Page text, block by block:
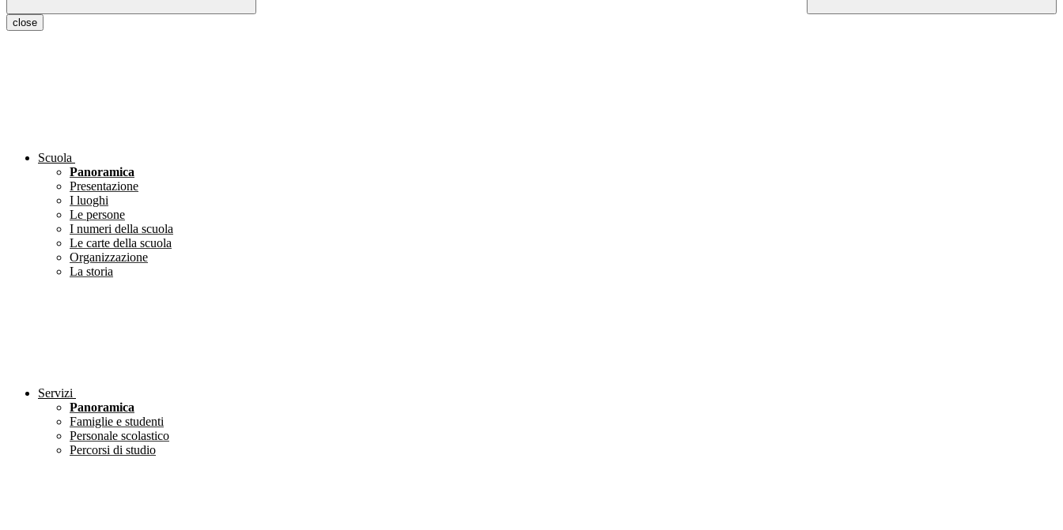
close
Scuola
Panoramica
Presentazione
I luoghi
Le persone
I numeri della scuola
Le carte della scuola
Organizzazione
La storia
Servizi
Panoramica
Famiglie e studenti
Personale scolastico
Percorsi di studio